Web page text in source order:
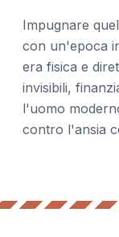
Impugnare
con un'epoca
era fisica e
invisibili,
l'uomo
contro l'ansia